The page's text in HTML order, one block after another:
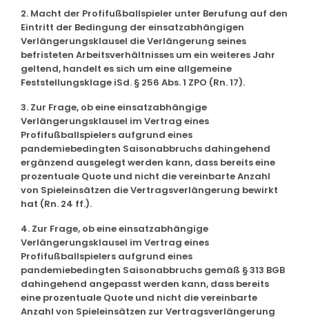
2. Macht der Profifußballspieler unter Berufung auf den
Eintritt der Bedingung der einsatzabhängigen
Verlängerungsklausel die Verlängerung seines
befristeten Arbeitsverhältnisses um ein weiteres Jahr
geltend, handelt es sich um eine allgemeine
Feststellungsklage iSd. § 256 Abs. 1 ZPO (Rn. 17).
3. Zur Frage, ob eine einsatzabhängige
Verlängerungsklausel im Vertrag eines
Profifußballspielers aufgrund eines
pandemiebedingten Saisonabbruchs dahingehend
ergänzend ausgelegt werden kann, dass bereits eine
prozentuale Quote und nicht die vereinbarte Anzahl
von Spieleinsätzen die Vertragsverlängerung bewirkt
hat (Rn. 24 ff.).
4. Zur Frage, ob eine einsatzabhängige
Verlängerungsklausel im Vertrag eines
Profifußballspielers aufgrund eines
pandemiebedingten Saisonabbruchs gemäß § 313 BGB
dahingehend angepasst werden kann, dass bereits
eine prozentuale Quote und nicht die vereinbarte
Anzahl von Spieleinsätzen zur Vertragsverlängerung